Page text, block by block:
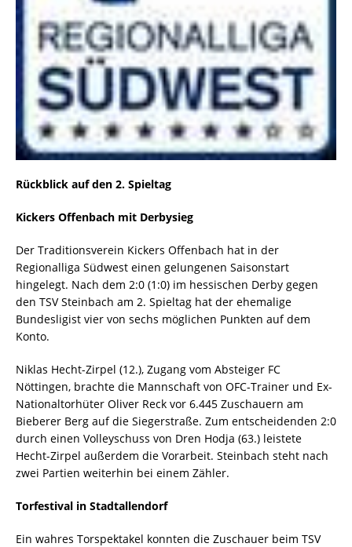
Rückblick auf den 2. Spieltag
Kickers Offenbach mit Derbysieg
Der Traditionsverein Kickers Offenbach hat in der
Regionalliga Südwest einen gelungenen Saisonstart
hingelegt. Nach dem 2:0 (1:0) im hessischen Derby gegen
den TSV Steinbach am 2. Spieltag hat der ehemalige
Bundesligist vier von sechs möglichen Punkten auf dem
Konto.
Niklas Hecht-Zirpel (12.), Zugang vom Absteiger FC
Nöttingen, brachte die Mannschaft von OFC-Trainer und Ex-
Nationaltorhüter Oliver Reck vor 6.445 Zuschauern am
Bieberer Berg auf die Siegerstraße. Zum entscheidenden 2:0
durch einen Volleyschuss von Dren Hodja (63.) leistete
Hecht-Zirpel außerdem die Vorarbeit. Steinbach steht nach
zwei Partien weiterhin bei einem Zähler.
Torfestival in Stadtallendorf
Ein wahres Torspektakel konnten die Zuschauer beim TSV